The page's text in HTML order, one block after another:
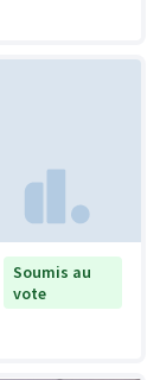
Soumis au
vote